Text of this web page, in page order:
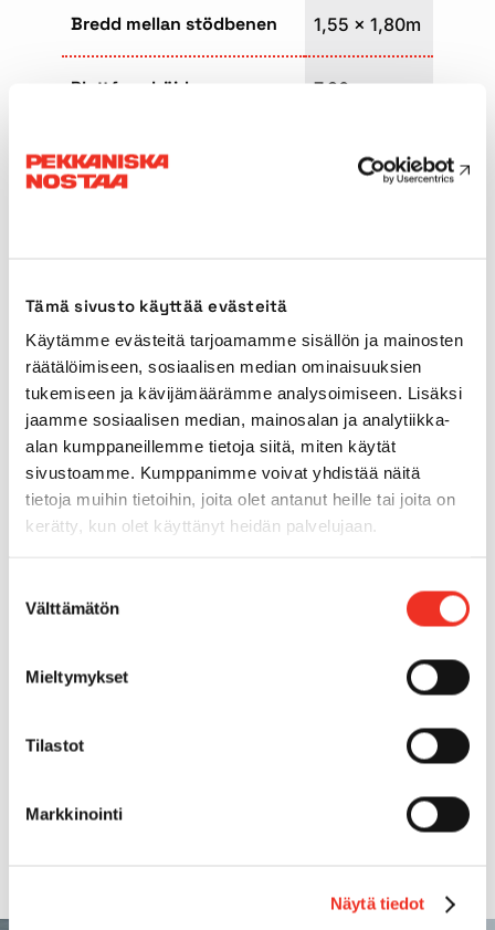
Tämä sivusto käyttää evästeitä
Käytämme evästeitä tarjoamamme sisällön ja mainosten
räätälöimiseen, sosiaalisen median ominaisuuksien
tukemiseen ja kävijämäärämme analysoimiseen. Lisäksi
jaamme sosiaalisen median, mainosalan ja analytiikka-
alan kumppaneillemme tietoja siitä, miten käytät
sivustoamme. Kumppanimme voivat yhdistää näitä
tietoja muihin tietoihin, joita olet antanut heille tai joita on
kerätty, kun olet käyttänyt heidän palvelujaan.
valinta
Välttämätön
Mieltymykset
Tilastot
Markkinointi
Näytä tiedot
Bredd mellan stödbenen 1,55 x 1,80m
Plattformhöjd 7.30m
Plattformstorlek
0,66 x
0,69m
Transportlängd
Transportbredd 0,74m
Transporthöjd 1,98m
Drivkraft Nätström
utomhus
Fyrhjulsdrift
Max. lutning på underlag